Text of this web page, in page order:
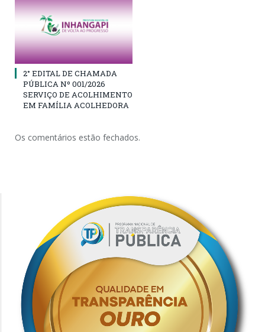
2° EDITAL DE CHAMADA
PÚBLICA Nº 001/2026
SERVIÇO DE ACOLHIMENTO
EM FAMÍLIA ACOLHEDORA
Os comentários estão fechados.